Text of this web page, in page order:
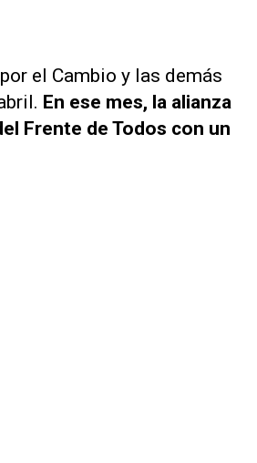
el Cambio y las demás
En ese mes, la alianza
Frente de Todos con un